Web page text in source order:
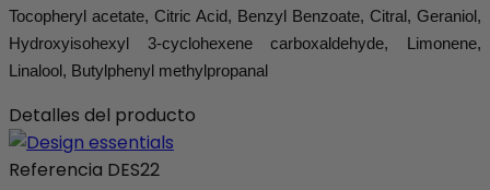
Tocopheryl acetate, Citric Acid, Benzyl Benzoate, Citral, Geraniol,
Hydroxyisohexyl 3-cyclohexene carboxaldehyde, Limonene,
Linalool, Butylphenyl methylpropanal
Detalles del producto
Referencia DES22